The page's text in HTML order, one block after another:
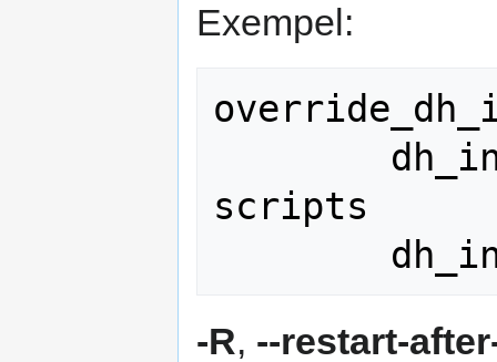
Exempel:
scripts
-R, --restart-